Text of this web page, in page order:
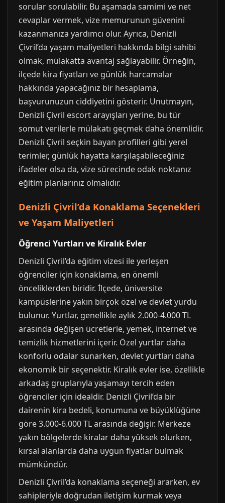
sorular sorulabilir. Bu aşamada samimi ve net
cevaplar vermek, vize memurunun güvenini
kazanmanıza yardımcı olur. Ayrıca, Denizli
Çivril’da yaşam maliyetleri hakkında bilgi sahibi
olmak, mülakatta avantaj sağlayabilir. Örneğin,
ilçede kira fiyatları ve günlük harcamalar
hakkında yapacağınız bir hesaplama,
başvurunuzun ciddiyetini gösterir. Unutmayın,
Denizli Çivril escort arayışları yerine, bu tür
somut verilerle mülakatı geçmek daha önemlidir.
Denizli Çivril seçkin bayan profilleri gibi yerel
terimler, günlük hayatta karşılaşabileceğiniz
ifadeler olsa da, vize sürecinde odak noktanız
eğitim planlarınız olmalıdır.
Denizli Çivril’da Konaklama Seçenekleri
ve Yaşam Maliyetleri
Öğrenci Yurtları ve Kiralık Evler
Denizli Çivril’da eğitim vizesi ile yerleşen
öğrenciler için konaklama, en önemli
önceliklerden biridir. İlçede, üniversite
kampüslerine yakın birçok özel ve devlet yurdu
bulunur. Yurtlar, genellikle aylık 2.000-4.000 TL
arasında değişen ücretlerle, yemek, internet ve
temizlik hizmetlerini içerir. Özel yurtlar daha
konforlu odalar sunarken, devlet yurtları daha
ekonomik bir seçenektir. Kiralık evler ise, özellikle
arkadaş gruplarıyla yaşamayı tercih eden
öğrenciler için idealdir. Denizli Çivril’da bir
dairenin kira bedeli, konumuna ve büyüklüğüne
göre 3.000-6.000 TL arasında değişir. Merkeze
yakın bölgelerde kiralar daha yüksek olurken,
kırsal alanlarda daha uygun fiyatlar bulmak
mümkündür.
Denizli Çivril’da konaklama seçeneği ararken, ev
sahipleriyle doğrudan iletişim kurmak veya